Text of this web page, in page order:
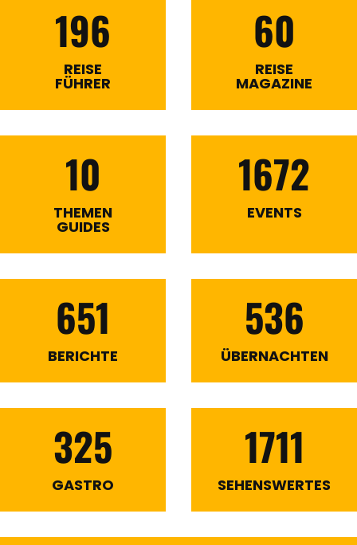
196
REISE
FÜHRER
60
REISE
MAGAZINE
10
THEMEN
GUIDES
1672
EVENTS
651
BERICHTE
536
ÜBERNACHTEN
325
GASTRO
1711
SEHENSWERTES